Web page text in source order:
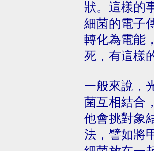
狀。這樣的
細菌的電子
轉化為電能
死，有這樣
一般來說，
菌互相結合
他會挑對象
法，譬如將